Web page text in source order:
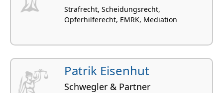
Strafrecht, Scheidungsrecht,
Opferhilferecht, EMRK, Mediation
Patrik Eisenhut
Schwegler & Partner